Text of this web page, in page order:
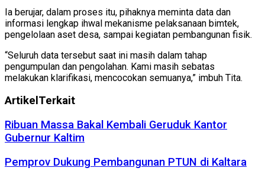
Ia berujar, dalam proses itu, pihaknya meminta data dan
informasi lengkap ihwal mekanisme pelaksanaan bimtek,
pengelolaan aset desa, sampai kegiatan pembangunan fisik.
“Seluruh data tersebut saat ini masih dalam tahap
pengumpulan dan pengolahan. Kami masih sebatas
melakukan klarifikasi, mencocokan semuanya,” imbuh Tita.
Artikel Terkait
Ribuan Massa Bakal Kembali Geruduk Kantor
Gubernur Kaltim
Pemprov Dukung Pembangunan PTUN di Kaltara